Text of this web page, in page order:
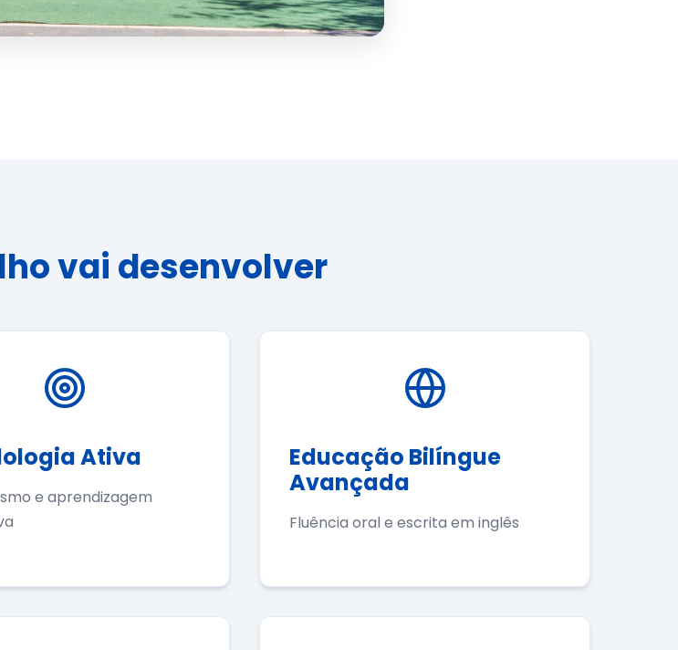
vai desenvolver
Ativa
e aprendizagem
Educação Bilíngue
Avançada
Fluência oral e escrita em inglês